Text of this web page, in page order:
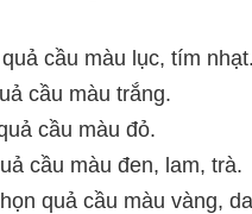
cầu màu lục, tím nhạt.
cầu màu trắng.
cầu màu đỏ.
cầu màu đen, lam, trà.
quả cầu màu vàng,